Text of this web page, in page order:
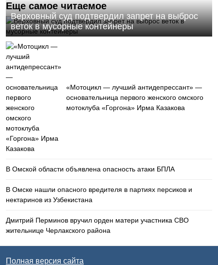
Еще самое читаемое
Верховный суд подтвердил запрет на выброс
веток в мусорные контейнеры
«Мотоцикл — лучший антидепрессант» —
основательница первого женского омского
мотоклуба «Горгона» Ирма Казакова
В Омской области объявлена опасность атаки БПЛА
В Омске нашли опасного вредителя в партиях персиков и
нектаринов из Узбекистана
Дмитрий Перминов вручил орден матери участника СВО
жительнице Черлакского района
Полная версия сайта